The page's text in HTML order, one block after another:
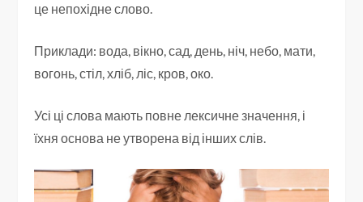
це непохідне слово.
Приклади: вода, вікно, сад, день, ніч, небо, мати,
вогонь, стіл, хліб, ліс, кров, око.
Усі ці слова мають повне лексичне значення, і
їхня основа не утворена від інших слів.